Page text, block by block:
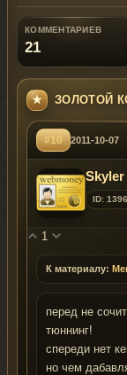
КОММЕНТАРИЕВ
21
ЗОЛОТОЙ
#10 2011-10-07
Skyler
ID:
1
К материалу:
перед не
тюннинг!
спереди нет
но чем